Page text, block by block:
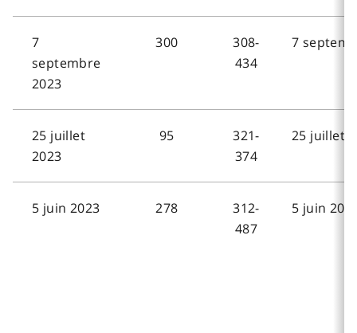
7
septembre
2023
300
308-
434
7
25 juillet
2023
95
321-
374
25 juillet
5 juin 2023 278
312-
487
5 juin